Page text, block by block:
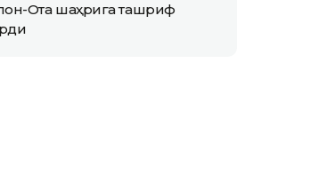
Ота шаҳрига ташриф